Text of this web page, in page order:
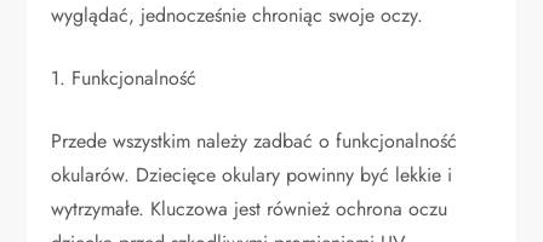
wyglądać, jednocześnie chroniąc swoje oczy.
1. Funkcjonalność
Przede wszystkim należy zadbać o funkcjonalność
okularów. Dziecięce okulary powinny być lekkie i
wytrzymałe. Kluczowa jest również ochrona oczu